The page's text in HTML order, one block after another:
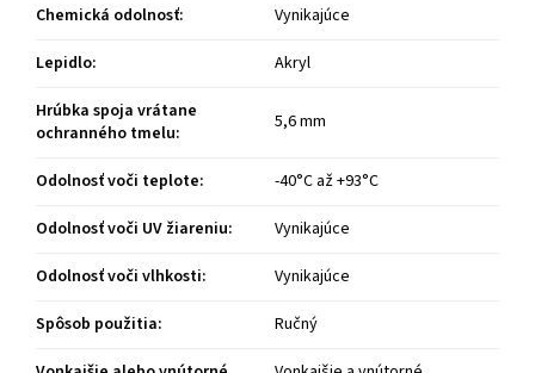
Chemická odolnosť:
Vynikajúce
Lepidlo:
Akryl
Hrúbka spoja vrátane
ochranného tmelu: 5,6 mm
Odolnosť voči teplote:
-40°C až +93°C
Odolnosť voči UV žiareniu:
Vynikajúce
Odolnosť voči vlhkosti:
Vynikajúce
Spôsob použitia:
Ručný